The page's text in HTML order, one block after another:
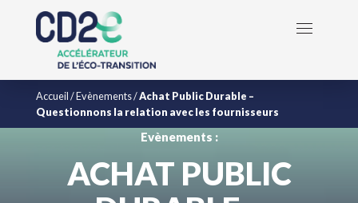
Accueil/Evènements/Achat Public Durable –
Questionnons la relation avec les fournisseurs
Evènements :
ACHAT PUBLIC